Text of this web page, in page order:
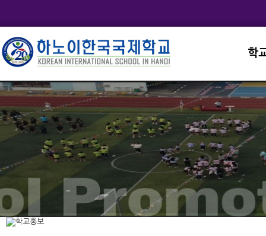
학
교
학
학
학